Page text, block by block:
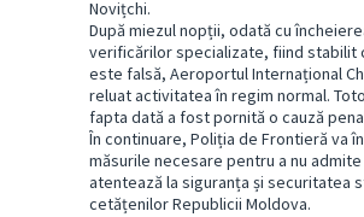
Novițchi.
După miezul nopții, odată cu
verificărilor specializate, fiind stabilit
este falsă, Aeroportul Internațional
reluat activitatea în regim normal.
fapta dată a fost pornită o cauză
În continuare, Poliția de Frontieră va
măsurile necesare pentru a nu
atentează la siguranța și securitatea
cetățenilor Republicii Moldova.